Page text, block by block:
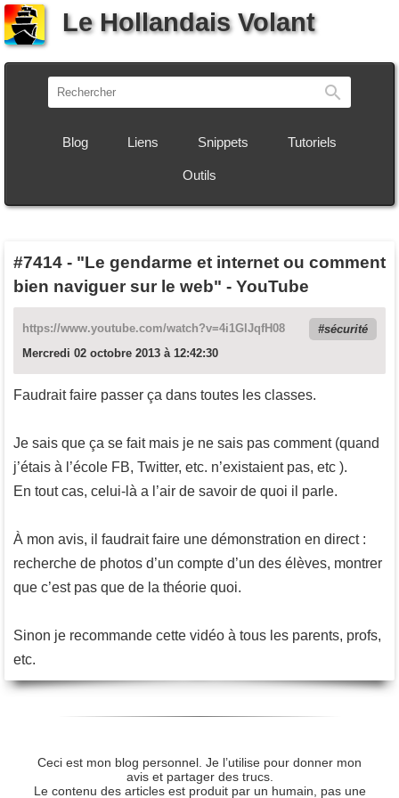
Le Hollandais Volant
Blog Liens Snippets Tutoriels
Outils
#7414 - "Le gendarme et internet ou comment
bien naviguer sur le web" - YouTube
https://www.youtube.com/watch?v=4i1GlJqfH08
sécurité
Mercredi 02 octobre 2013 à 12:42:30
Faudrait faire passer ça dans toutes les classes.
Je sais que ça se fait mais je ne sais pas comment (quand
j’étais à l’école FB, Twitter, etc. n’existaient pas, etc ).
En tout cas, celui-là a l’air de savoir de quoi il parle.
À mon avis, il faudrait faire une démonstration en direct :
recherche de photos d’un compte d’un des élèves, montrer
que c’est pas que de la théorie quoi.
Sinon je recommande cette vidéo à tous les parents, profs,
etc.
Ceci est mon blog personnel. Je l’utilise pour donner mon
avis et partager des trucs.
Le contenu des articles est produit par un humain, pas une